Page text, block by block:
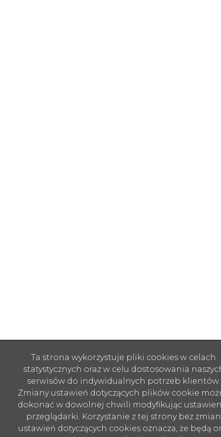
Ta strona wykorzystuje pliki cookies w celach
statystycznych oraz w celu dostosowania
serwisów do indywidualnych potrzeb klientów.
Zmiany ustawień dotyczących plików cookie
dokonać w dowolnej chwili modyfikując
przeglądarki. Korzystanie z tej strony bez zmian
ustawień dotyczących cookies oznacza, że będą